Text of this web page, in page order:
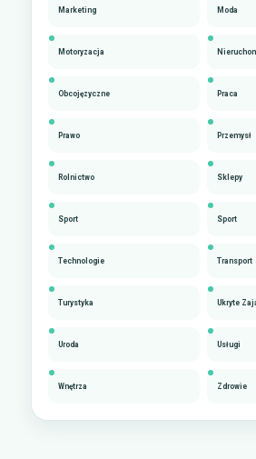
Marketing Moda
Motoryzacja
Obcojęzyczne Praca
Prawo Przemysł
Rolnictwo Sklepy
Sport Sport
Technologie Transport
Turystyka Ukryte
Uroda Usługi
Wnętrza Zdrowie